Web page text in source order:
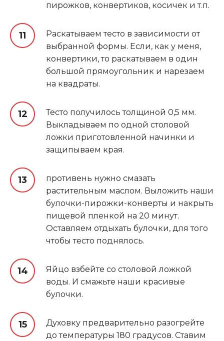
пирожков, конвертиков, косичек и т.п.
Раскатываем тесто в зависимости от
выбранной формы. Если, как у меня,
конвертики, то раскатываем в один
большой прямоугольник и нарезаем
на квадраты.
Тесто получилось толщиной 0,5 мм.
Выкладываем по одной столовой
ложки приготовленной начинки и
защипываем края.
противень нужно смазать
растительным маслом. Выложить наши
булочки-пирожки-конверты и накрыть
пищевой пленкой на 20 минут.
Оставляем отдыхать булочки, для того
чтобы тесто поднялось.
Яйцо взбейте со столовой ложкой
воды. И смажьте наши красивые
булочки.
Духовку предварительно разогрейте
до температуры 180 градусов. Ставим